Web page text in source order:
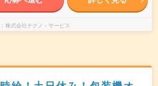
株式会社テクノ・サービス